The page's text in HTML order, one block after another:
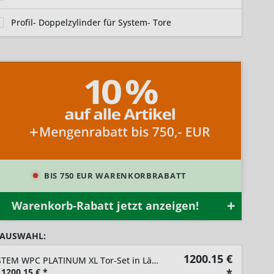
Profil- Doppelzylinder für System- Tore
BIS 750 EUR WARENKORBRABATT
Warenkorb-Rabatt jetzt anzeigen!
SYSTEM WPC PLATINUM XL Tor-Set in Lärche Höhe 1800mm
1200,15 € *
1200.15 €